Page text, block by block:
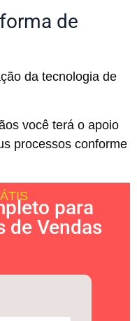
de
da tecnologia de
você terá o apoio
processos conforme
para
de Vendas